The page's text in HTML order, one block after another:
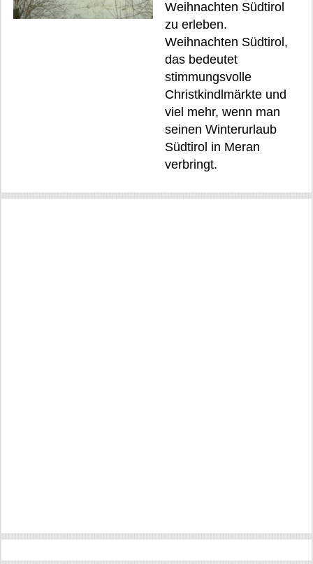
Weihnachten Südtirol
zu erleben.
Weihnachten Südtirol,
das bedeutet
stimmungsvolle
Christkindlmärkte und
viel mehr, wenn man
seinen Winterurlaub
Südtirol in Meran
verbringt.